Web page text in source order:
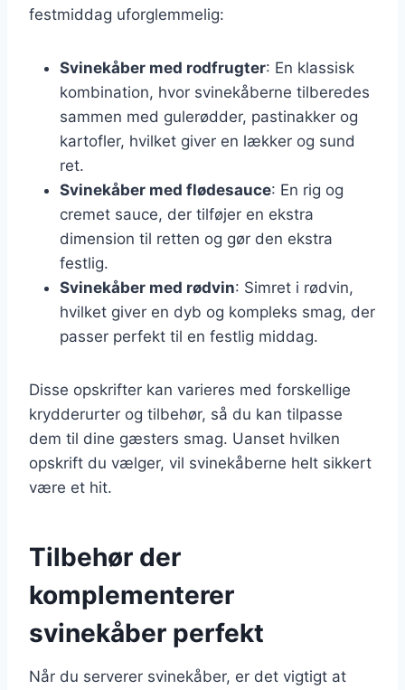
festmiddag uforglemmelig:
Svinekåber med rodfrugter: En klassisk
kombination, hvor svinekåberne tilberedes
sammen med gulerødder, pastinakker og
kartofler, hvilket giver en lækker og sund
ret.
Svinekåber med flødesauce: En rig og
cremet sauce, der tilføjer en ekstra
dimension til retten og gør den ekstra
festlig.
Svinekåber med rødvin: Simret i rødvin,
hvilket giver en dyb og kompleks smag, der
passer perfekt til en festlig middag.
Disse opskrifter kan varieres med forskellige
krydderurter og tilbehør, så du kan tilpasse
dem til dine gæsters smag. Uanset hvilken
opskrift du vælger, vil svinekåberne helt sikkert
være et hit.
Tilbehør der
komplementerer
svinekåber perfekt
Når du serverer svinekåber, er det vigtigt at